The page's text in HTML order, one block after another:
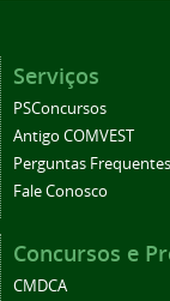
Serviços
PSConcursos
Antigo COMVEST
Perguntas Frequentes
Fale Conosco
Concursos e
CMDCA